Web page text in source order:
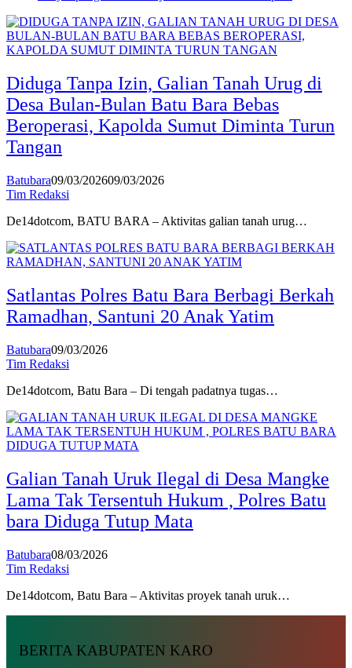
Diduga Tanpa Izin, Galian Tanah Urug di
Desa Bulan-Bulan Batu Bara Bebas
Beroperasi, Kapolda Sumut Diminta Turun
Tangan
Batubara09/03/202609/03/2026
Tim Redaksi
De14dotcom, BATU BARA – Aktivitas galian tanah urug…
Satlantas Polres Batu Bara Berbagi Berkah
Ramadhan, Santuni 20 Anak Yatim
Batubara09/03/2026
Tim Redaksi
De14dotcom, Batu Bara – Di tengah padatnya tugas…
Galian Tanah Uruk Ilegal di Desa Mangke
Lama Tak Tersentuh Hukum , Polres Batu
bara Diduga Tutup Mata
Batubara08/03/2026
Tim Redaksi
De14dotcom, Batu Bara – Aktivitas proyek tanah uruk…
BERITA KABUPATEN KARO